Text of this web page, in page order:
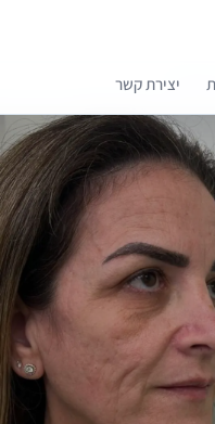
יצירת קשר